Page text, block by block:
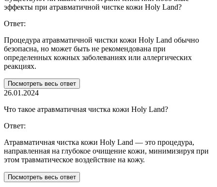
эффекты при атравматичной чистке кожи Holy Land?
Ответ:
Процедура атравматичной чистки кожи Holy Land обычно
безопасна, но может быть не рекомендована при
определенных кожных заболеваниях или аллергических
реакциях.
Посмотреть весь ответ
26.01.2024
Что такое атравматичная чистка кожи Holy Land?
Ответ:
Атравматичная чистка кожи Holy Land — это процедура,
направленная на глубокое очищение кожи, минимизируя при
этом травматическое воздействие на кожу.
Посмотреть весь ответ